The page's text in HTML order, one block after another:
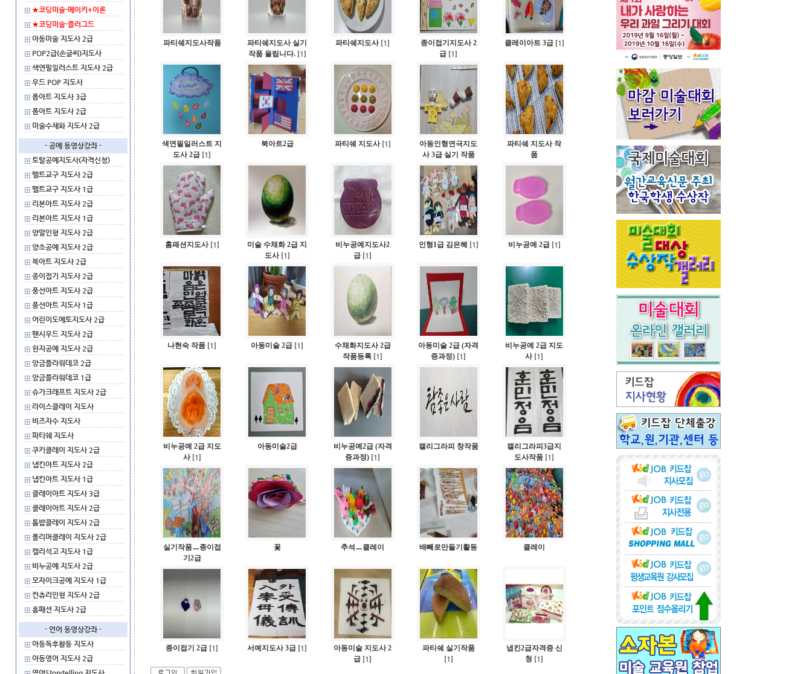
★코딩미술-메이키+이론
★코딩미술-플러그드
아동미술 지도사 2급
POP2급(손글씨)지도사
색연필일러스트 지도사 2급
우드 POP 지도사
폼아트 지도사 3급
폼아트 지도사 2급
미술수채화 지도사 2급
- 공예 동영상강좌 -
토탈공예지도사(자격신청)
펠트교구 지도사 2급
펠트교구 지도사 1급
리본아트 지도사 2급
리본아트 지도사 1급
양말인형 지도사 2급
양초공예 지도사 2급
북아트 지도사 2급
종이접기 지도사 2급
풍선아트 지도사 2급
풍선아트 지도사 1급
어린이도예토지도사 2급
팬시우드 지도사 2급
한지공예 지도사 2급
앙금플라워데코 2급
앙금플라워데코 1급
슈가크래프트 지도사 2급
라이스클레이 지도사
비즈자수 지도사
파티쉐 지도사
쿠키클레이 지도사 2급
냅킨아트 지도사 2급
냅킨아트 지도사 1급
클레이아트 지도사 3급
클레이아트 지도사 2급
톱밥클레이 지도사 2급
폴리머클레이 지도사 2급
캘리석고 지도사 1급
비누공예 지도사 2급
모자이크공예 지도사 1급
컨츄리인형 지도사 2급
홈패션 지도사 2급
- 언어 동영상강좌 -
아동독후활동 지도사
아동영어 지도사 2급
파티쉐지도사작품
파티쉐지도사 실기
작품 올립니다. [1]
파티쉐지도사 [1]
종이접기지도사 2
급 [1]
클레이아트 3급 [1]
색연필일러스트 지
도사 2급 [1]
북아트2급 파티쉐 지도사 [1]
아동인형연극지도
사 3급 실기 작품
파티쉐 지도사 작
품
홈패션지도사 [1]
미술 수채화 2급 지
도사 [1]
비누공예지도사2
급 [1]
인형1급 김은혜 [1] 비누공예 2급 [1]
나현숙 작품 [1] 아동미술 2급 [1]
수채화지도사 2급
작품등록 [1]
아동미술 2급 (자격
증과정) [1]
비누공예 2급 지도
사 [1]
비누공예 2급 지도
사 [1]
아동미술2급
비누공예2급 (자격
증과정) [1]
캘리그라피 창작품
캘리그라피3급지
도사작품 [1]
실기작품ㅡ종이접
기2급
꽃 추석ㅡ클레이 배빼로만들기활동 클레이
종이접기 2급 [1] 서예지도사 3급 [1]
아동미술 지도사 2
급 [1]
파티쉐 실기작품
[1]
냅킨2급자격증 신
청 [1]